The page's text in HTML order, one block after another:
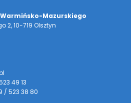
Mazurskiego
2, 10-719 Olsztyn
49 13
/ 523 38 80